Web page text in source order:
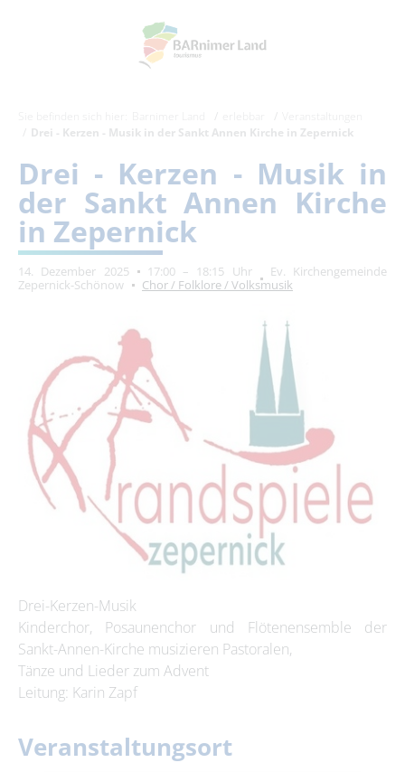
Drei - Kerzen - Musik in der Sankt Annen Kirche in Zepernick
Drei - Kerzen - Musik in
der Sankt Annen Kirche
in Zepernick
14. Dezember 2025 17:00 – 18:15 Uhr
Ev. Kirchengemeinde
Zepernick-Schönow
Chor / Folklore / Volksmusik
Drei-Kerzen-Musik
Kinderchor, Posaunenchor und Flötenensemble der
Sankt-Annen-Kirche musizieren Pastoralen,
Tänze und Lieder zum Advent
Leitung: Karin Zapf
Veranstaltungsort